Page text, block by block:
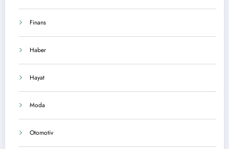
Finans
Haber
Hayat
Moda
Otomotiv